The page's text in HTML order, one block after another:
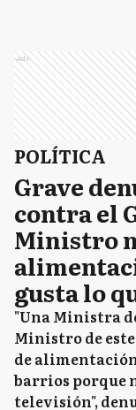
Ads
POLÍTICA
Grave
contra el
Ministro
gusta lo
"Una Ministra
Ministro de
de
barrios porque
televisión",